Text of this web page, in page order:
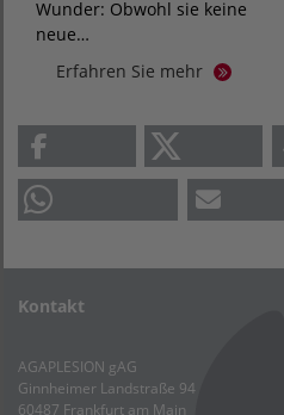
Wunder: Obwohl sie keine
neue…
Erfahren Sie mehr
Kontakt
AGAPLESION gAG
Ginnheimer Landstraße 94
60487 Frankfurt am Main